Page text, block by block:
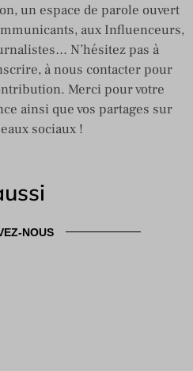
un espace de parole ouvert
aux Influenceurs,
N’hésitez pas à
à nous contacter pour
Merci pour votre
ainsi que vos partages sur
sociaux !
NOUS